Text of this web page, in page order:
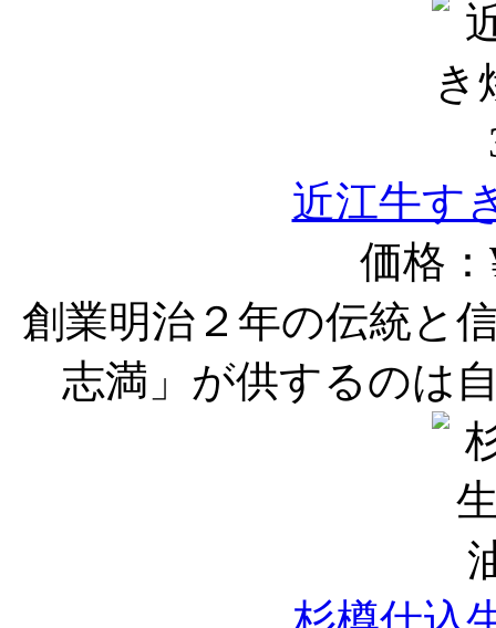
近江牛す
価格
創業明治２年の伝統と
志満」が供するのは